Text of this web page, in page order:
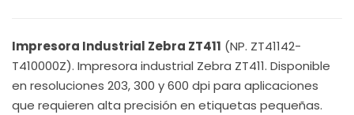
Impresora Industrial Zebra ZT411 (NP. ZT41142-
T410000Z). Impresora industrial Zebra ZT411. Disponible
en resoluciones 203, 300 y 600 dpi para aplicaciones
que requieren alta precisión en etiquetas pequeñas.